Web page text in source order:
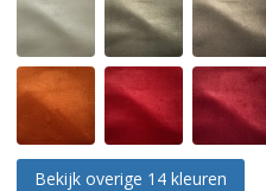
Bekijk overige 14 kleuren